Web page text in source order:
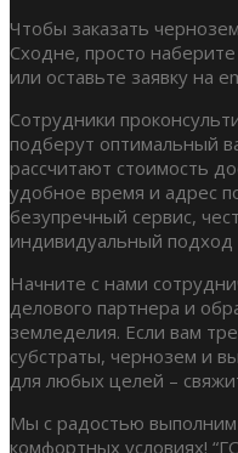
Чтобы заказать
Сходне, просто
или оставьте заявку на
Сотрудники
подберут оптимальный
рассчитают стоимость
удобное время и адрес
безупречный сервис,
индивидуальный
Начните с нами
делового партнера и
земледелия. Если вам
субстраты, чернозем и
для любых целей –
Мы с радостью
комфортных условиях!